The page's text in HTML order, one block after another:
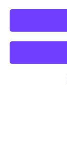
Mobile app